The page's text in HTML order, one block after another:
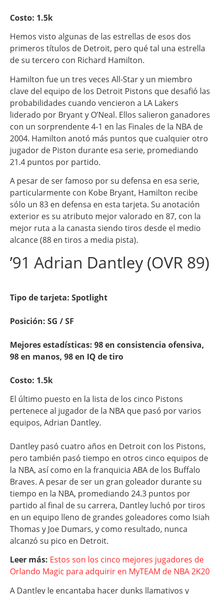
Costo: 1.5k
Hemos visto algunas de las estrellas de esos dos
primeros títulos de Detroit, pero qué tal una estrella
de su tercero con Richard Hamilton.
Hamilton fue un tres veces All-Star y un miembro
clave del equipo de los Detroit Pistons que desafió las
probabilidades cuando vencieron a LA Lakers
liderado por Bryant y O’Neal. Ellos salieron ganadores
con un sorprendente 4-1 en las Finales de la NBA de
2004. Hamilton anotó más puntos que cualquier otro
jugador de Piston durante esa serie, promediando
21.4 puntos por partido.
A pesar de ser famoso por su defensa en esa serie,
particularmente con Kobe Bryant, Hamilton recibe
sólo un 83 en defensa en esta tarjeta. Su anotación
exterior es su atributo mejor valorado en 87, con la
mejor ruta a la canasta siendo tiros desde el medio
alcance (88 en tiros a media pista).
’91 Adrian Dantley (OVR 89)
Tipo de tarjeta: Spotlight
Posición: SG / SF
Mejores estadísticas: 98 en consistencia ofensiva,
98 en manos, 98 en IQ de tiro
Costo: 1.5k
El último puesto en la lista de los cinco Pistons
pertenece al jugador de la NBA que pasó por varios
equipos, Adrian Dantley.
Dantley pasó cuatro años en Detroit con los Pistons,
pero también pasó tiempo en otros cinco equipos de
la NBA, así como en la franquicia ABA de los Buffalo
Braves. A pesar de ser un gran goleador durante su
tiempo en la NBA, promediando 24.3 puntos por
partido al final de su carrera, Dantley luchó por tiros
en un equipo lleno de grandes goleadores como Isiah
Thomas y Joe Dumars, y como resultado, nunca
alcanzó su pico en Detroit.
Leer más: Estos son los cinco mejores jugadores de
Orlando Magic para adquirir en MyTEAM de NBA 2K20
A Dantley le encantaba hacer dunks llamativos y